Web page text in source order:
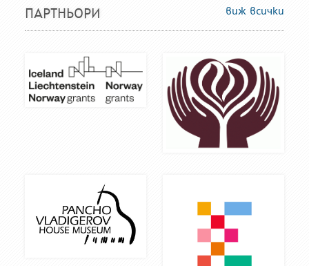
ПАРТНЬОРИ виж всички